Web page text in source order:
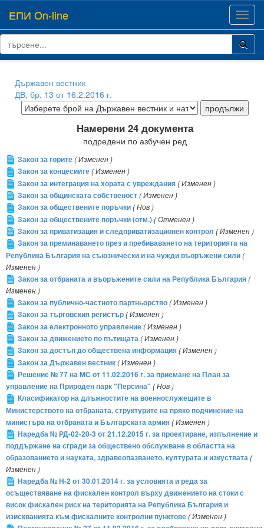
ЕПИ On-line
Държавен вестник
ДВ, бр. 13 от 16.2.2016 г.
Намерени 24 документа
подредени по азбучен ред
Закон за горите( Изменен )
Закон за концесиите( Изменен )
Закон за интеграция на хората с увреждания( Изменен )
Закон за общинската собственост( Изменен )
Закон за обществените поръчки( Нов )
Закон за обществените поръчки (отм.)( Отменен )
Закон за приватизация и следприватизационен контрол ( Изменен )
Закон за преминаването през и пребиваването на територията на
Република България на съюзнически и на чужди въоръжени сили(
Изменен )
Закон за отбраната и въоръжените сили на Република България(
Изменен )
Закон за публично-частното партньорство( Изменен )
Закон за търговския регистър( Изменен )
Закон за електронното управление( Изменен )
Закон за движението по пътищата( Изменен )
Закон за достъп до обществена информация( Изменен )
Закон за Държавен вестник( Изменен )
Решение № 77 на МС от 11.02.2016 г. за приемане на План за
управление на Природен парк "Персина" ( Нов )
Класификатор на длъжностите на военнослужещите в
Министерството на отбраната, структурите на пряко подчинение на
министъра на отбраната и Българската армия( Изменен )
Наредба № РД-02-20-3 от 21.12.2015 г. за проектиране, изпълнение и
поддържане на сгради за обществено обслужване в областта на
образованието и науката, здравеопазването, културата и изкуствата(
Изменен )
Наредба № Н-2 от 30.01.2014 г. за условията и реда за
осъществяване на фискален контрол върху движението на стоки с
висок фискален риск на територията на Република България и
изискванията към фискалните контролни пунктове( Изменен )